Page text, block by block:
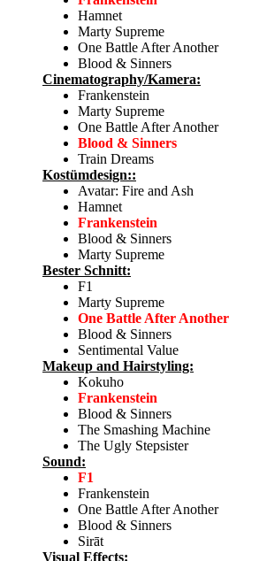
Hamnet
Marty Supreme
One Battle After Another
Blood & Sinners
Cinematography/Kamera:
Frankenstein
Marty Supreme
One Battle After Another
Blood & Sinners
Train Dreams
Kostümdesign::
Avatar: Fire and Ash
Hamnet
Frankenstein
Blood & Sinners
Marty Supreme
Bester Schnitt:
F1
Marty Supreme
One Battle After Another
Blood & Sinners
Sentimental Value
Makeup and Hairstyling:
Kokuho
Frankenstein
Blood & Sinners
The Smashing Machine
The Ugly Stepsister
Sound:
F1
Frankenstein
One Battle After Another
Blood & Sinners
Sirāt
Visual Effects: